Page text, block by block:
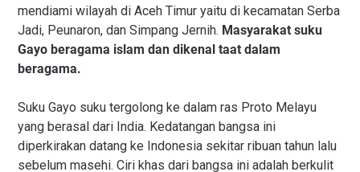
mendiami wilayah di Aceh Timur yaitu di kecamatan Serba
Jadi, Peunaron, dan Simpang Jernih. Masyarakat suku
Gayo beragama islam dan dikenal taat dalam
beragama.
Suku Gayo suku tergolong ke dalam ras Proto Melayu
yang berasal dari India. Kedatangan bangsa ini
diperkirakan datang ke Indonesia sekitar ribuan tahun lalu
sebelum masehi. Ciri khas dari bangsa ini adalah berkulit